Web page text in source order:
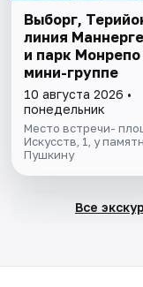
Выборг,
линия
и парк Монрепо
мини-группе
10 августа 2026 •
понедельник
Место встречи-
Искусств, 1, у
Пушкину
Все